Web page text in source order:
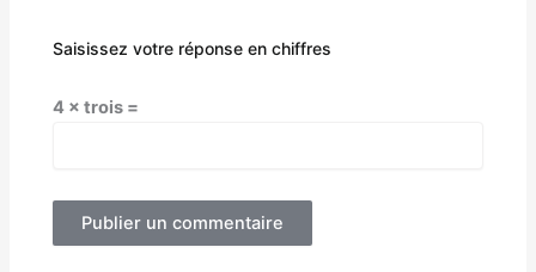
Saisissez votre réponse en chiffres
4 × trois =